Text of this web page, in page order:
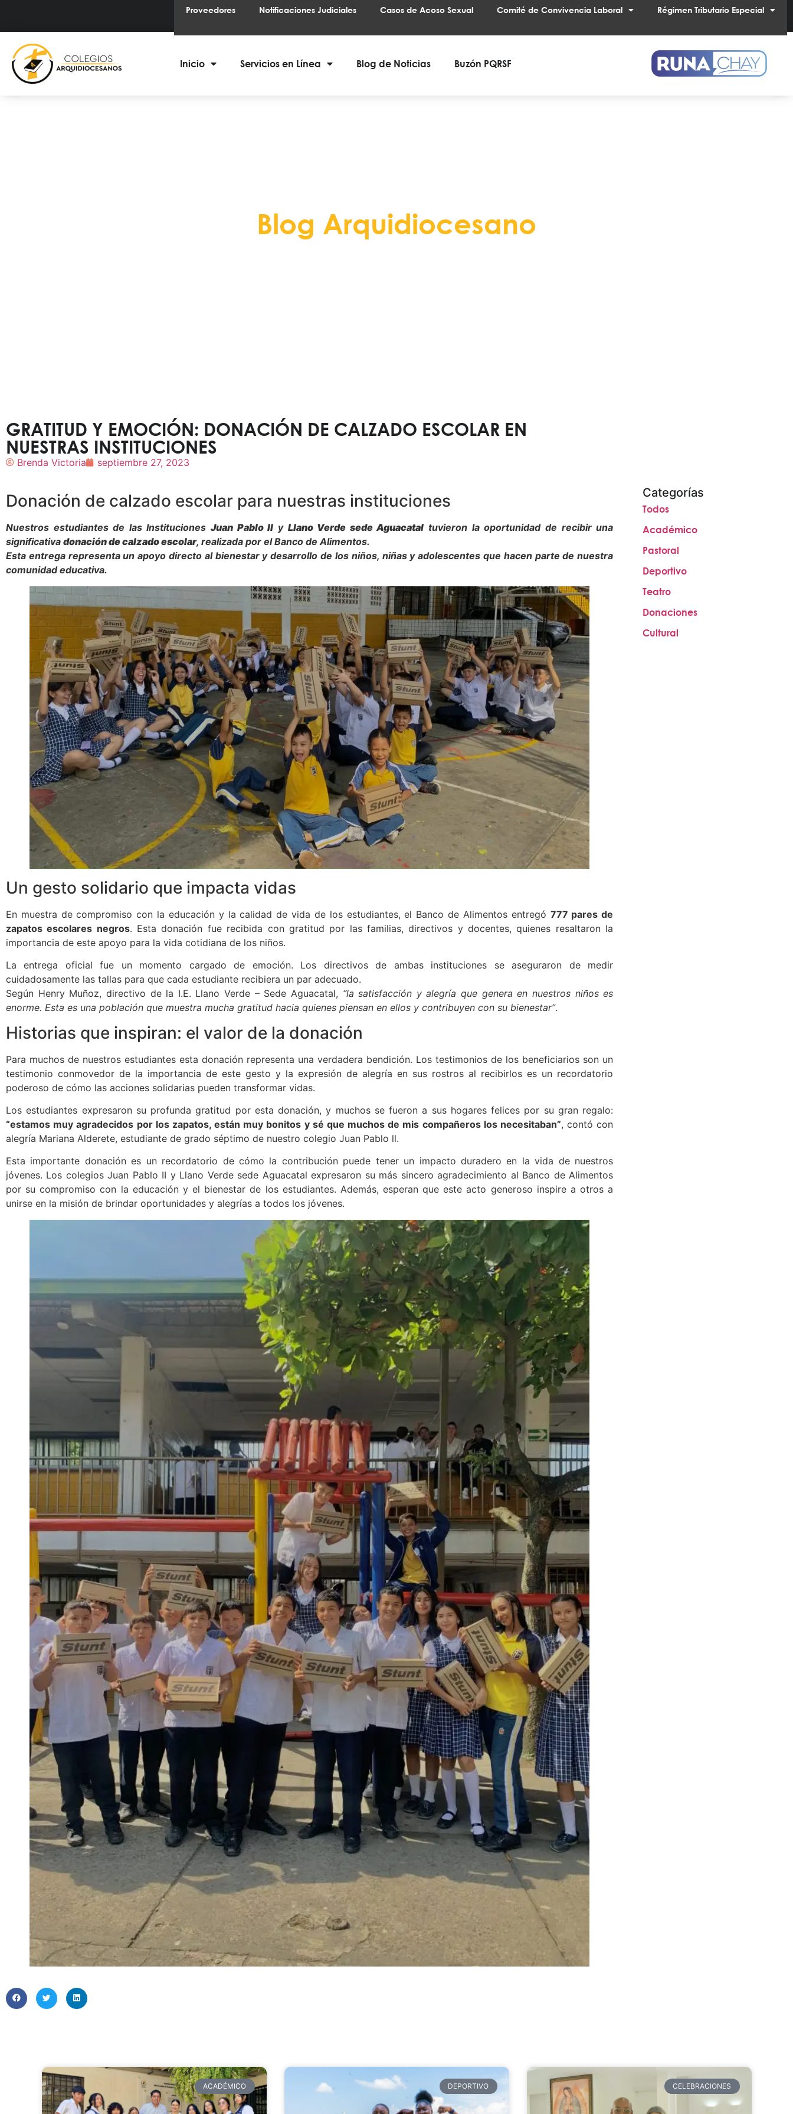
Proveedores Notificaciones Judiciales Casos de Acoso Sexual Comité de Convivencia Laboral Régimen Tributario Especial
Inicio Servicios en Línea Blog de Noticias Buzón PQRSF
Blog Arquidiocesano
GRATITUD Y EMOCIÓN: DONACIÓN DE CALZADO ESCOLAR EN
NUESTRAS INSTITUCIONES
Brenda Victoria septiembre 27, 2023
Donación de calzado escolar para nuestras instituciones
Nuestros estudiantes de las InstitucionesJuan Pablo II y Llano Verde sede Aguacatal tuvieron la oportunidad de recibir una
significativa donación de calzado escolar, realizada por el Banco de Alimentos.
Esta entrega representa un apoyo directo al bienestar y desarrollo de los niños, niñas y adolescentes que hacen parte de nuestra
comunidad educativa.
Un gesto solidario que impacta vidas
En muestra de compromiso con la educación y la calidad de vida de los estudiantes, el Banco de Alimentos entregó 777 pares de
zapatos escolares negros. Esta donación fue recibida con gratitud por las familias, directivos y docentes, quienes resaltaron la
importancia de este apoyo para la vida cotidiana de los niños.
La entrega oficial fue un momento cargado de emoción. Los directivos de ambas instituciones se aseguraron de medir
cuidadosamente las tallas para que cada estudiante recibiera un par adecuado.
Según Henry Muñoz, directivo de la I.E. Llano Verde – Sede Aguacatal, “la satisfacción y alegría que genera en nuestros niños es
enorme. Esta es una población que muestra mucha gratitud hacia quienes piensan en ellos y contribuyen con su bienestar”.
Historias que inspiran: el valor de la donación
Para muchos de nuestros estudiantes esta donación representa una verdadera bendición. Los testimonios de los beneficiarios son un
testimonio conmovedor de la importancia de este gesto y la expresión de alegría en sus rostros al recibirlos es un recordatorio
poderoso de cómo las acciones solidarias pueden transformar vidas.
Los estudiantes expresaron su profunda gratitud por esta donación, y muchos se fueron a sus hogares felices por su gran regalo:
“estamos muy agradecidos por los zapatos, están muy bonitos y sé que muchos de mis compañeros los necesitaban”, contó con
alegría Mariana Alderete, estudiante de grado séptimo de nuestro colegio Juan Pablo ll.
Esta importante donación es un recordatorio de cómo la contribución puede tener un impacto duradero en la vida de nuestros
jóvenes. Los colegios Juan Pablo II y Llano Verde sede Aguacatal expresaron su más sincero agradecimiento al Banco de Alimentos
por su compromiso con la educación y el bienestar de los estudiantes. Además, esperan que este acto generoso inspire a otros a
unirse en la misión de brindar oportunidades y alegrías a todos los jóvenes.
Categorías
Todos
Académico
Pastoral
Deportivo
Teatro
Donaciones
Cultural
ACADÉMICO DEPORTIVO CELEBRACIONES